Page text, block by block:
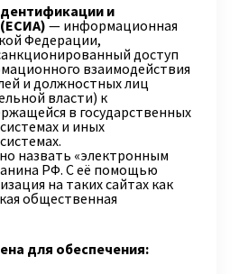
и
— информационная
Федерации,
доступ
взаимодействия
и должностных лиц
власти) к
в государственных
и иных
назвать «электронным
РФ. С её помощью
на таких сайтах как
общественная
для обеспечения: